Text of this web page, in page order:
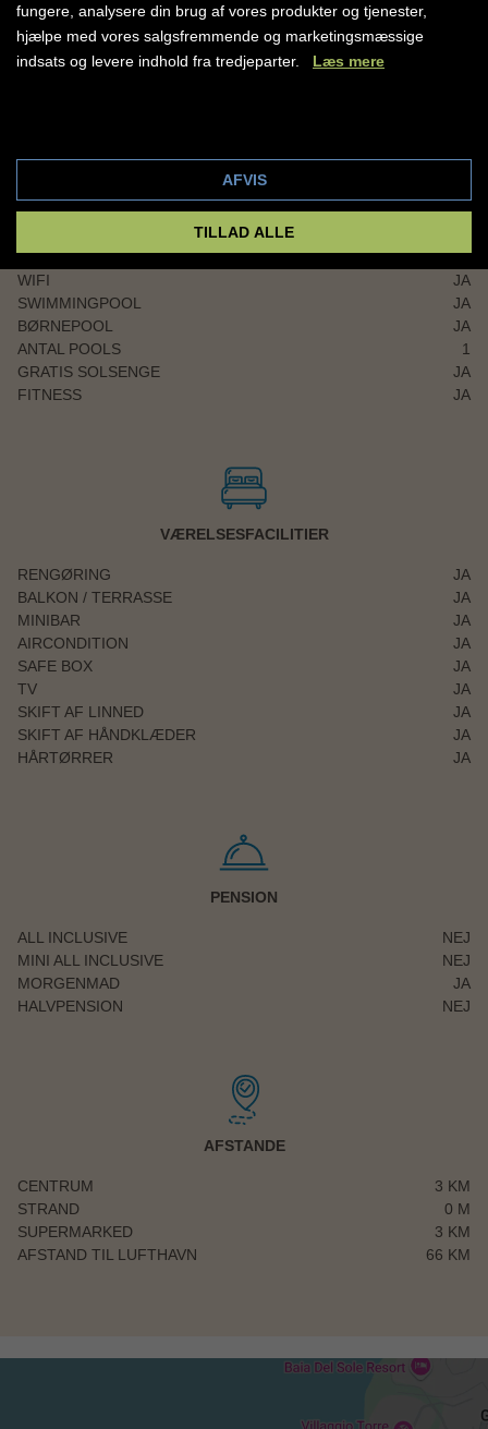
Få nyttige tips og praktisk information om rejsemålet
Se dine rejseoplysninger samlet ét sted
Download den i App Store eller Google Play og vær klar
RESTAURANT
JA
ELEVATOR
NEJ
WIFI
JA
SWIMMINGPOOL
JA
BØRNEPOOL
JA
ANTAL POOLS
1
GRATIS SOLSENGE
JA
FITNESS
JA
VÆRELSESFACILITIER
RENGØRING
JA
BALKON / TERRASSE
JA
MINIBAR
JA
AIRCONDITION
JA
SAFE BOX
JA
TV
JA
SKIFT AF LINNED
JA
SKIFT AF HÅNDKLÆDER
JA
HÅRTØRRER
JA
PENSION
ALL INCLUSIVE
NEJ
MINI ALL INCLUSIVE
NEJ
MORGENMAD
JA
HALVPENSION
NEJ
AFSTANDE
CENTRUM
3 KM
STRAND
0 M
SUPERMARKED
3 KM
AFSTAND TIL LUFTHAVN
66 KM
fungere, analysere din brug af vores produkter og tjenester,
hjælpe med vores salgsfremmende og marketingsmæssige
indsats og levere indhold fra tredjeparter. Læs mere
AFVIS
TILLAD ALLE